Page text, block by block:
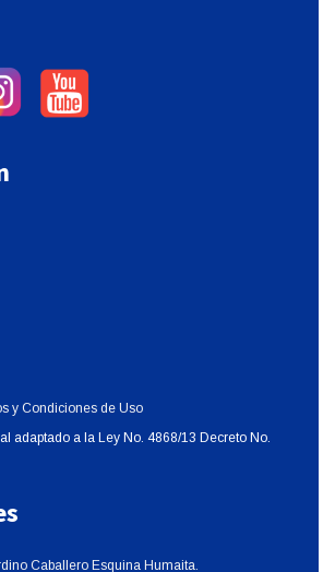
y Condiciones de Uso
adaptado a la Ley No. 4868/13 Decreto No.
Caballero Esquina Humaita.